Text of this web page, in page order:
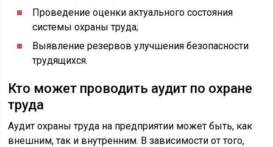
Проведение оценки актуального состояния
системы охраны труда;
Выявление резервов улучшения безопасности
трудящихся.
Кто может проводить аудит по охране
труда
Аудит охраны труда на предприятии может быть, как
внешним, так и внутренним. В зависимости от того,